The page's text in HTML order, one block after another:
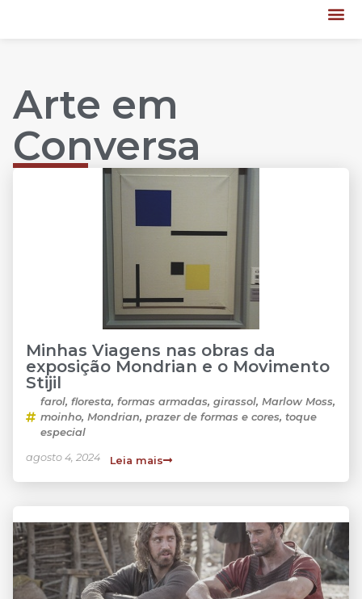
Arte em
Conversa
Minhas Viagens nas obras da
exposição Mondrian e o Movimento
Stijil
farol, floresta, formas armadas, girassol, Marlow Moss,
moinho, Mondrian, prazer de formas e cores, toque
especial
agosto 4, 2024 Leia mais